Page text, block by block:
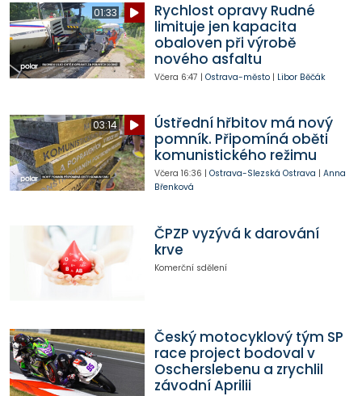
01:33
Rychlost opravy Rudné
limituje jen kapacita
obaloven při výrobě
nového asfaltu
Včera 6:47 | Ostrava-město| Libor Běčák
03:14
Ústřední hřbitov má nový
pomník. Připomíná oběti
komunistického režimu
Včera 16:36 | Ostrava-Slezská Ostrava | Anna
Břenková
ČPZP vyzývá k darování
krve
Komerční sdělení
Český motocyklový tým SP
race project bodoval v
Oscherslebenu a zrychlil
závodní Aprilii